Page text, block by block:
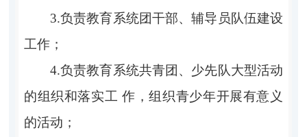
3.负责教育系统团干部、辅导员队伍建设
工作；
4.负责教育系统共青团、少先队大型活动
的组织和落实工 作，组织青少年开展有意义
的活动；